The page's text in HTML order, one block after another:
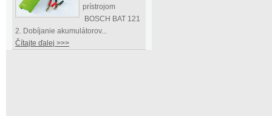
prístrojom
BOSCH BAT 121
2. Dobíjanie akumulátorov...
Čítajte ďalej >>>